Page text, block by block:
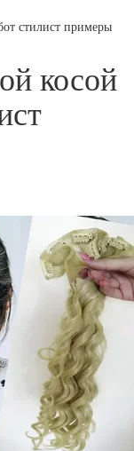
стилист примеры
косой